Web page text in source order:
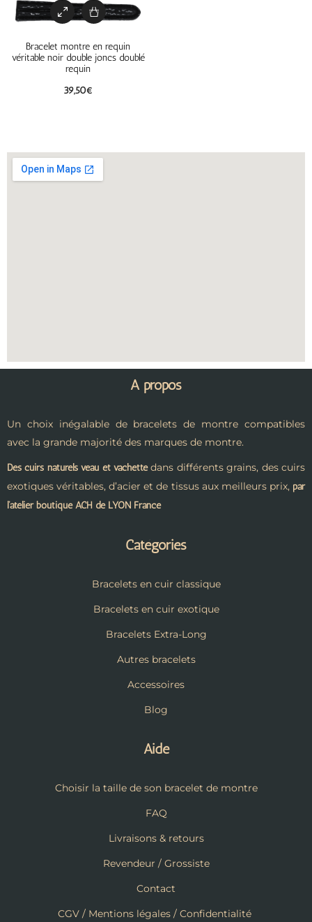
Bracelet montre en requin
véritable noir double joncs doublé
requin
39,50€
A propos
Un choix inégalable de bracelets de montre compatibles
avec la grande majorité des marques de montre.
Des cuirs naturels veau et vachettedans différents grains, des cuirs
exotiques véritables, d’acier et de tissus aux meilleurs prix, par
l’atelier boutique ACH de LYON France
Catégories
Bracelets en cuir classique
Bracelets en cuir exotique
Bracelets Extra-Long
Autres bracelets
Accessoires
Blog
Aide
Choisir la taille de son bracelet de montre
FAQ
Livraisons & retours
Revendeur / Grossiste
Contact
CGV / Mentions légales / Confidentialité